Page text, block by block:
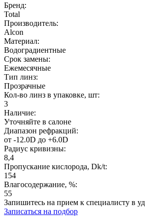
Бренд:
Total
Производитель:
Alcon
Материал:
Водоградиентные
Срок замены:
Ежемесячные
Тип линз:
Прозрачные
Кол-во линз в упаковке, шт:
3
Наличие:
Уточняйте в салоне
Диапазон рефракций:
от -12.0D до +6.0D
Радиус кривизны:
8,4
Пропускание кислорода, Dk/t:
154
Влагосодержание, %:
55
Запишитесь на прием к специалисту в
Записаться на подбор